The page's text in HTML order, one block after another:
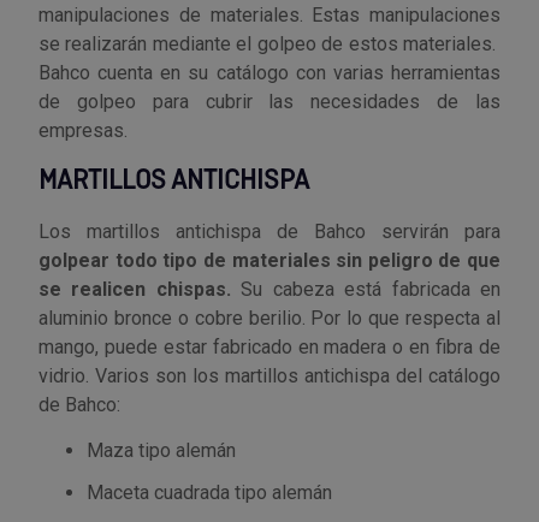
manipulaciones de materiales. Estas manipulaciones
se realizarán mediante el golpeo de estos materiales.
Bahco cuenta en su catálogo con varias herramientas
de golpeo para cubrir las necesidades de las
empresas.
MARTILLOS ANTICHISPA
Los martillos antichispa de Bahco servirán para
golpear todo tipo de materiales sin peligro de que
se realicen chispas. Su cabeza está fabricada en
aluminio bronce o cobre berilio. Por lo que respecta al
mango, puede estar fabricado en madera o en fibra de
vidrio. Varios son los martillos antichispa del catálogo
de Bahco:
Maza tipo alemán
Maceta cuadrada tipo alemán